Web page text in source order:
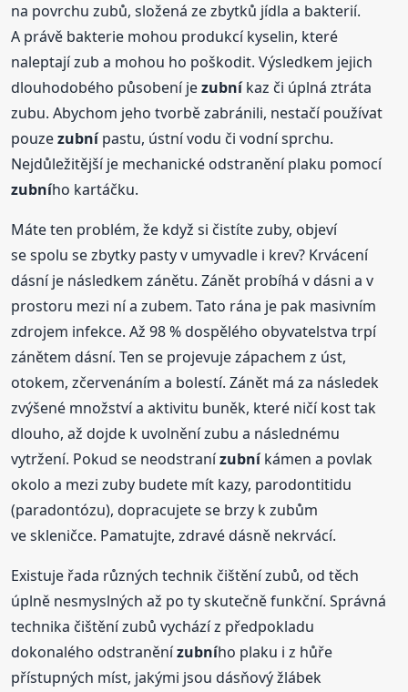
na povrchu zubů, složená ze zbytků jídla a bakterií.
A právě bakterie mohou produkcí kyselin, které
naleptají zub a mohou ho poškodit. Výsledkem jejich
dlouhodobého působení jezubníkaz či úplná ztráta
zubu. Abychom jeho tvorbě zabránili, nestačí používat
pouzezubnípastu, ústní vodu či vodní sprchu.
Nejdůležitější je mechanické odstranění plaku pomocí
zubního kartáčku.
Máte ten problém, že když si čistíte zuby, objeví
se spolu se zbytky pasty v umyvadle i krev? Krvácení
dásní je následkem zánětu. Zánět probíhá v dásni a v
prostoru mezi ní a zubem. Tato rána je pak masivním
zdrojem infekce. Až 98 % dospělého obyvatelstva trpí
zánětem dásní. Ten se projevuje zápachem z úst,
otokem, zčervenáním a bolestí. Zánět má za následek
zvýšené množství a aktivitu buněk, které ničí kost tak
dlouho, až dojde k uvolnění zubu a následnému
vytržení. Pokud se neodstranízubníkámen a povlak
okolo a mezi zuby budete mít kazy, parodontitidu
(paradontózu), dopracujete se brzy k zubům
ve skleničce. Pamatujte, zdravé dásně nekrvácí.
Existuje řada různých technik čištění zubů, od těch
úplně nesmyslných až po ty skutečně funkční. Správná
technika čištění zubů vychází z předpokladu
dokonalého odstraněnízubního plaku i z hůře
přístupných míst, jakými jsou dásňový žlábek